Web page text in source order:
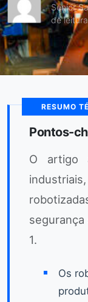
Senior
de
RESUMO
Pontos-
O artigo
segurança
1.
Os